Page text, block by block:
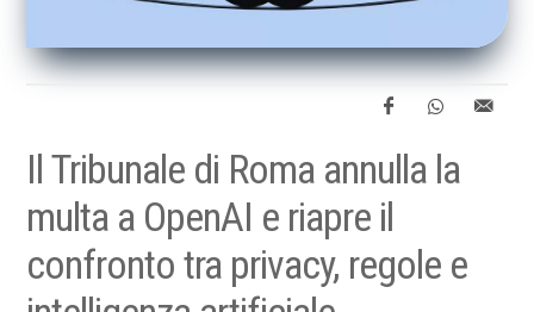
Il Tribunale di Roma annulla la
multa a OpenAI e riapre il
confronto tra privacy, regole e